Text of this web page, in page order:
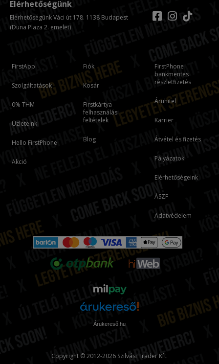
FirstApp
Szolgáltatások
0% THM
Üzleteink
Hello FirstPhone
Akció
Fiók
Kosár
Firstkártya
felhasználási
feltételek
Blog
FirstPhone
bankmentes
részletfizetés
Áruhitel
Karrier
Átvétel és fizetés
Pályázatok
Elérhetőségeink
ÁSZF
Adatvédelem
Elérhetőségünk
Elérhetőségünk Váci út 178. 1138 Budapest
(Duna Plaza 2. emelet)
Árukereső.hu
Copyright © 2012-2026 Szilvási Trader Kft.